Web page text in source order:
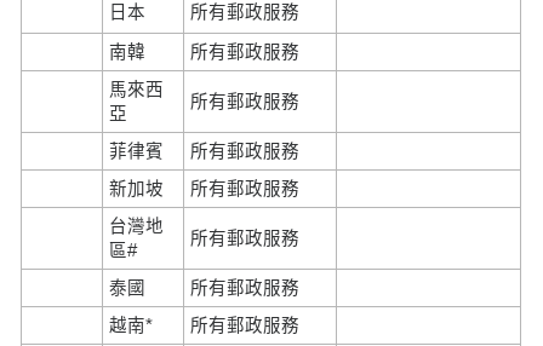
日本
所有郵政服務
南韓
所有郵政服務
馬來西
亞
所有郵政服務
菲律賓
所有郵政服務
新加坡
所有郵政服務
台灣地
區#
所有郵政服務
泰國
所有郵政服務
越南*
所有郵政服務